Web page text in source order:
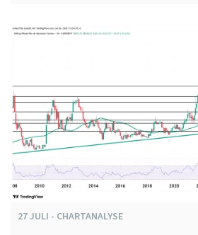
27JULI - CHARTANALYSE